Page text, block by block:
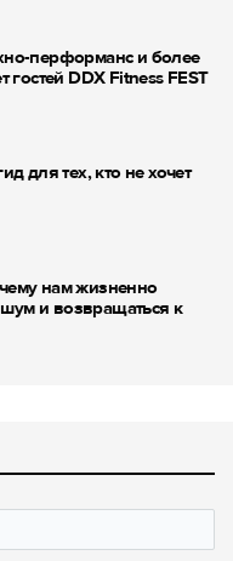
перформанс и более
гостей DDX Fitness FEST
для тех, кто не хочет
нам жизненно
и возвращаться к